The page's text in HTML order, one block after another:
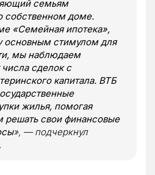
семьям
собственном доме.
«Семейная ипотека»,
основным стимулом для
мы наблюдаем
сделок с
капитала. ВТБ
жилья, помогая
свои финансовые
», — подчеркнул